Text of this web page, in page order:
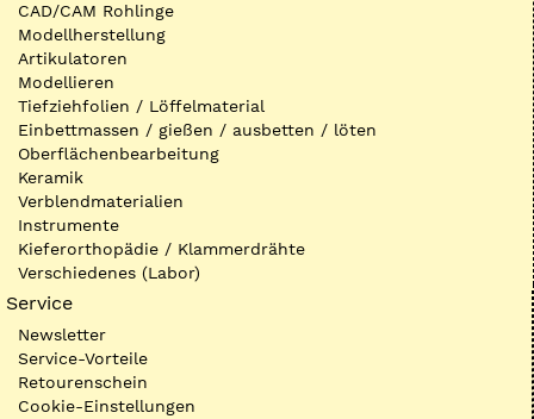
CAD/CAM Rohlinge
Modellherstellung
Artikulatoren
Modellieren
Tiefziehfolien / Löffelmaterial
Einbettmassen / gießen / ausbetten / löten
Oberflächenbearbeitung
Keramik
Verblendmaterialien
Instrumente
Kieferorthopädie / Klammerdrähte
Verschiedenes (Labor)
Service
Newsletter
Service-Vorteile
Retourenschein
Cookie-Einstellungen